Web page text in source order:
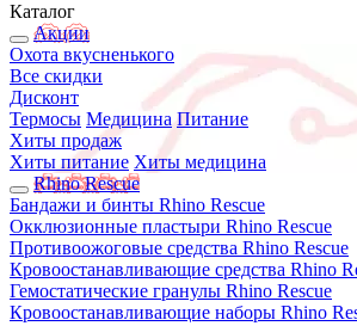
Каталог
Акции
Охота вкусненького
Все скидки
Дисконт
Термосы Медицина Питание
Хиты продаж
Хиты питание Хиты медицина
Rhino Rescue
Бандажи и бинты Rhino Rescue
Окклюзионные пластыри Rhino Rescue
Противоожоговые средства Rhino Rescue
Кровоостанавливающие средства Rhino
Гемостатические гранулы Rhino Rescue
Кровоостанавливающие наборы Rhino